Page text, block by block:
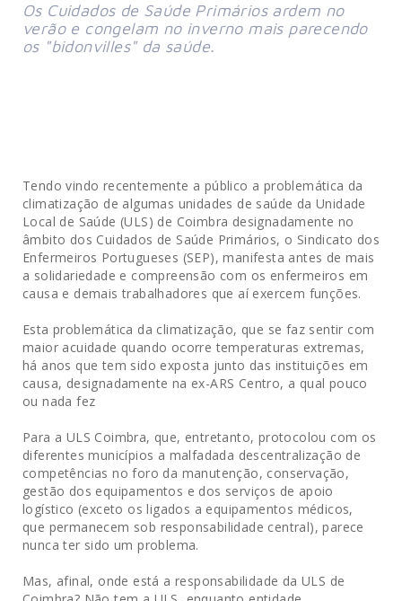
Os Cuidados de Saúde Primários ardem no
verão e congelam no inverno mais parecendo
os "bidonvilles" da saúde.
Tendo vindo recentemente a público a problemática da
climatização de algumas unidades de saúde da Unidade
Local de Saúde (ULS) de Coimbra designadamente no
âmbito dos Cuidados de Saúde Primários, o Sindicato dos
Enfermeiros Portugueses (SEP), manifesta antes de mais
a solidariedade e compreensão com os enfermeiros em
causa e demais trabalhadores que aí exercem funções.
Esta problemática da climatização, que se faz sentir com
maior acuidade quando ocorre temperaturas extremas,
há anos que tem sido exposta junto das instituições em
causa, designadamente na ex-ARS Centro, a qual pouco
ou nada fez
Para a ULS Coimbra, que, entretanto, protocolou com os
diferentes municípios a malfadada descentralização de
competências no foro da manutenção, conservação,
gestão dos equipamentos e dos serviços de apoio
logístico (exceto os ligados a equipamentos médicos,
que permanecem sob responsabilidade central), parece
nunca ter sido um problema.
Mas, afinal, onde está a responsabilidade da ULS de